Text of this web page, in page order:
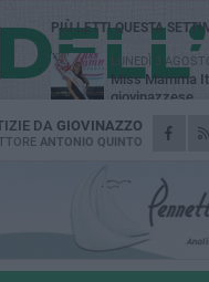
DA GIOVINAZZO
ANTONIO QUINTO
PIÙ LETTI QUESTA
LUNEDÌ 3
Miss Mamma
giovinazzese
MARTEDÌ 4
Liquidi oleosi
VENERDÌ 31
Al via domani
mito di Mina,
e il ritmo del Salento
VENERDÌ 31
"Officina